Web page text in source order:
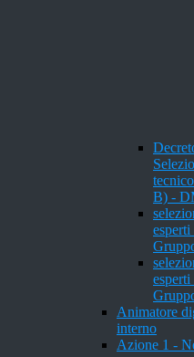
B) -
Animatore
interno
Azione 1 -